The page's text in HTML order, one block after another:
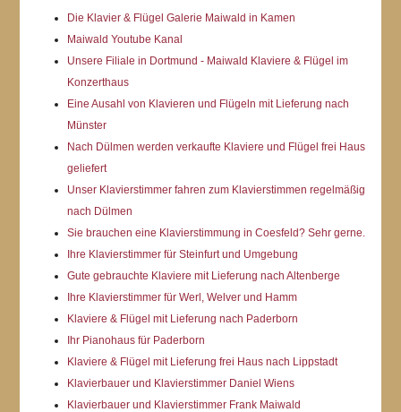
Die Klavier & Flügel Galerie Maiwald in Kamen
Maiwald Youtube Kanal
Unsere Filiale in Dortmund - Maiwald Klaviere & Flügel im
Konzerthaus
Eine Ausahl von Klavieren und Flügeln mit Lieferung nach
Münster
Nach Dülmen werden verkaufte Klaviere und Flügel frei Haus
geliefert
Unser Klavierstimmer fahren zum Klavierstimmen regelmäßig
nach Dülmen
Sie brauchen eine Klavierstimmung in Coesfeld? Sehr gerne.
Ihre Klavierstimmer für Steinfurt und Umgebung
Gute gebrauchte Klaviere mit Lieferung nach Altenberge
Ihre Klavierstimmer für Werl, Welver und Hamm
Klaviere & Flügel mit Lieferung nach Paderborn
Ihr Pianohaus für Paderborn
Klaviere & Flügel mit Lieferung frei Haus nach Lippstadt
Klavierbauer und Klavierstimmer Daniel Wiens
Klavierbauer und Klavierstimmer Frank Maiwald